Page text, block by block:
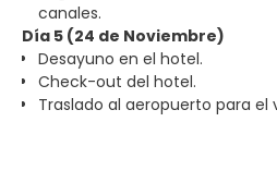
canales.
Día 5 (24 de Noviembre)
Desayuno en el hotel.
Check-out del hotel.
Traslado al aeropuerto para el